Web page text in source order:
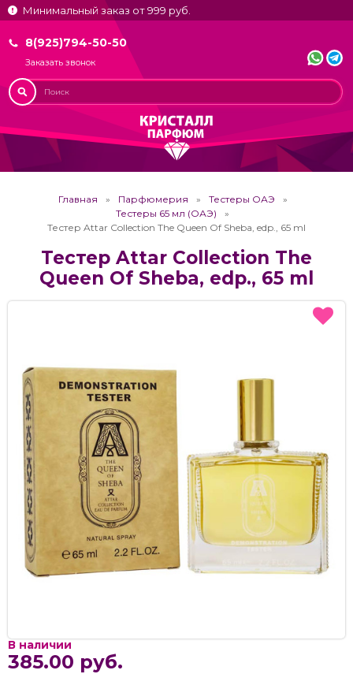
Минимальный заказ от 999 руб.
8(925)794-50-50
Заказать звонок
Главная Парфюмерия
Тестеры ОАЭ
Тестеры 65 мл (ОАЭ)
Тестер Attar Collection The Queen Of Sheba, edp., 65 ml
Тестер Attar Collection The
Queen Of Sheba, edp., 65 ml
В наличии
385.00 руб.